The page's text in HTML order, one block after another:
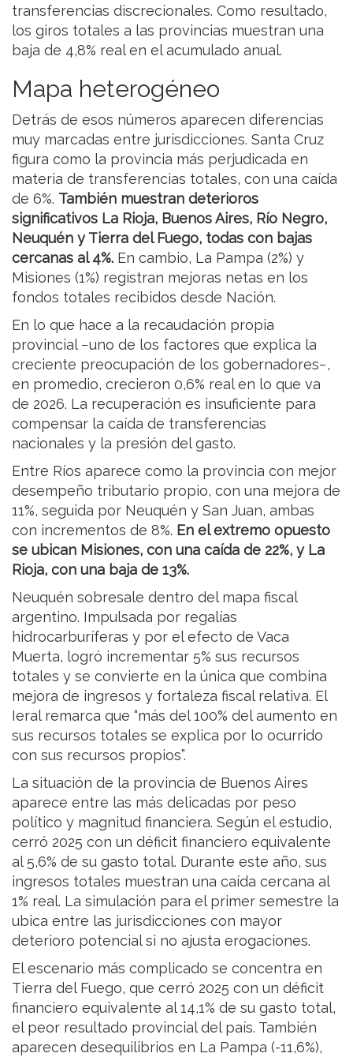
transferencias discrecionales. Como resultado,
los giros totales a las provincias muestran una
baja de 4,8% real en el acumulado anual.
Mapa heterogéneo
Detrás de esos números aparecen diferencias
muy marcadas entre jurisdicciones. Santa Cruz
figura como la provincia más perjudicada en
materia de transferencias totales, con una caída
de 6%. También muestran deterioros
significativos La Rioja, Buenos Aires, Río Negro,
Neuquén y Tierra del Fuego, todas con bajas
cercanas al 4%. En cambio, La Pampa (2%) y
Misiones (1%) registran mejoras netas en los
fondos totales recibidos desde Nación.
En lo que hace a la recaudación propia
provincial −uno de los factores que explica la
creciente preocupación de los gobernadores−,
en promedio, crecieron 0,6% real en lo que va
de 2026. La recuperación es insuficiente para
compensar la caída de transferencias
nacionales y la presión del gasto.
Entre Ríos aparece como la provincia con mejor
desempeño tributario propio, con una mejora de
11%, seguida por Neuquén y San Juan, ambas
con incrementos de 8%. En el extremo opuesto
se ubican Misiones, con una caída de 22%, y La
Rioja, con una baja de 13%.
Neuquén sobresale dentro del mapa fiscal
argentino. Impulsada por regalías
hidrocarburíferas y por el efecto de Vaca
Muerta, logró incrementar 5% sus recursos
totales y se convierte en la única que combina
mejora de ingresos y fortaleza fiscal relativa. El
Ieral remarca que “más del 100% del aumento en
sus recursos totales se explica por lo ocurrido
con sus recursos propios”.
La situación de la provincia de Buenos Aires
aparece entre las más delicadas por peso
político y magnitud financiera. Según el estudio,
cerró 2025 con un déficit financiero equivalente
al 5,6% de su gasto total. Durante este año, sus
ingresos totales muestran una caída cercana al
1% real. La simulación para el primer semestre la
ubica entre las jurisdicciones con mayor
deterioro potencial si no ajusta erogaciones.
El escenario más complicado se concentra en
Tierra del Fuego, que cerró 2025 con un déficit
financiero equivalente al 14,1% de su gasto total,
el peor resultado provincial del país. También
aparecen desequilibrios en La Pampa (-11,6%),